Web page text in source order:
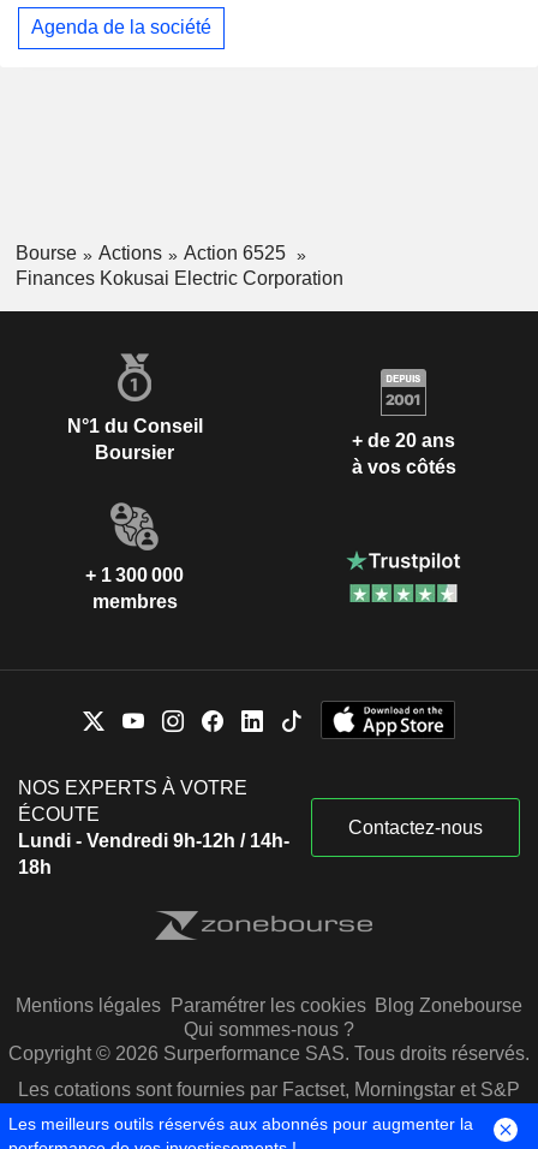
Agenda de la société
Bourse Actions
Action 6525
Finances Kokusai Electric Corporation
N°1 du Conseil
Boursier
+ de 20 ans
à vos côtés
+ 1 300 000
membres
NOS EXPERTS À VOTRE
ÉCOUTE
Lundi - Vendredi 9h-12h / 14h-
18h
Contactez-nous
Mentions légales Paramétrer les cookies Blog Zonebourse
Qui sommes-nous ?
Copyright © 2026 Surperformance SAS. Tous droits réservés.
Les cotations sont fournies par Factset, Morningstar et S&P
Capital IQ
Les meilleurs outils réservés aux abonnés pour augmenter la